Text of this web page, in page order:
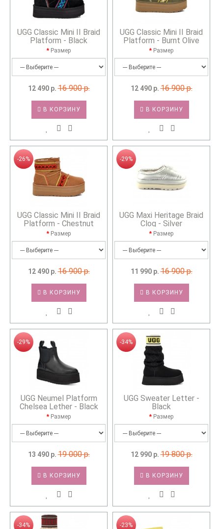
UGG Classic Mini II Braid
Platform - Black
Размер
12 490 р. 16 900 р.
В КОРЗИНУ
UGG Classic Mini II Braid
Platform - Burnt Olive
Размер
12 490 р. 16 900 р.
В КОРЗИНУ
-26%
UGG Classic Mini II Braid
Platform - Chestnut
Размер
12 490 р. 16 900 р.
В КОРЗИНУ
-29%
UGG Maxi Heritage Braid
Clog - Silver
Размер
11 990 р. 16 900 р.
В КОРЗИНУ
-29%
UGG Neumel Platform
Chelsea Lether - Black
Размер
13 490 р. 19 000 р.
В КОРЗИНУ
-34%
UGG Sweater Letter -
Black
Размер
12 990 р. 19 800 р.
В КОРЗИНУ
-34% -23%